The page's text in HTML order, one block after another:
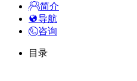
简介
导航
咨询
目录